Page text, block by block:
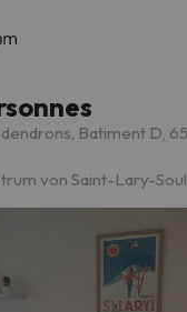
Batiment D,
von Saint-Lary-